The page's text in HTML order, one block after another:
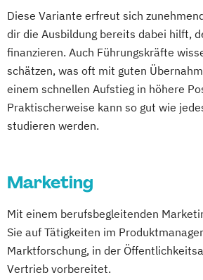
Personalmanagement
Prävention &
Prävention
Sporttherapie und
Gesundheitsmanagement
Public Relations
Sportvermarktung
Tourismus Management
Tourismusökonom (FH)
Trainingswissenschaft und
Management
Mgmt. mit Branchenfokus
Immobilienwirtschaft
Mgmt. mit Schwerpunkt
and Accounting
Mgmt. mit Schwerpunkt
Management
Psychologie der Lebenswelten
Social Media Studies
Software Design & User
Software Development
Sportjournalismus
Sportmanagement -
Diese Variante erfreut sich
dir die Ausbildung bereits dabei hilft,
finanzieren. Auch Führungskräfte
schätzen, was oft mit guten
einem schnellen Aufstieg in höhere
Praktischerweise kann so gut wie
studieren werden.
Marketing
Mit einem berufsbegleitenden
Sie auf Tätigkeiten im
Marktforschung, in der
Vertrieb vorbereitet.